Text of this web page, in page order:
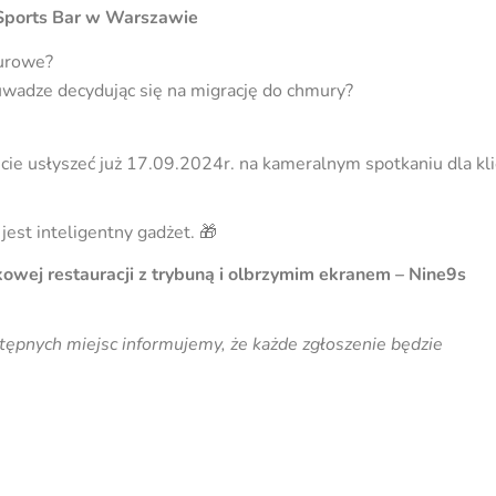
Bar w Warszawie
decydując się na migrację do chmury?
usłyszeć już 17.09.2024r. na kameralnym spotkaniu dla
inteligentny gadżet. 🎁
restauracji z trybuną i olbrzymim ekranem – Nine9s
miejsc informujemy, że każde zgłoszenie będzie